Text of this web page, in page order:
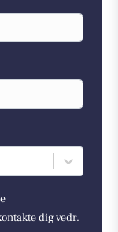
dig vedr.